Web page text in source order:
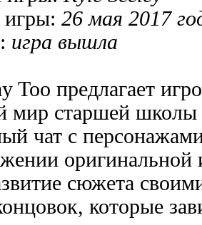
игры: 26 мая 2017
игра вышла
Too предлагает
мир старшей школы
чат с
оригинальной
сюжета
которые